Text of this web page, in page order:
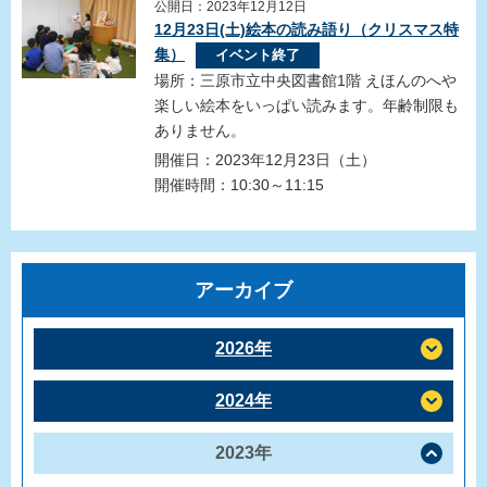
公開日：2023年12月12日
12月23日(土)絵本の読み語り（クリスマス特
集）
イベント終了
場所：三原市立中央図書館1階 えほんのへや
楽しい絵本をいっぱい読みます。年齢制限も
ありません。
開催日：2023年12月23日（土）
開催時間：10:30～11:15
アーカイブ
2026年
2024年
2023年